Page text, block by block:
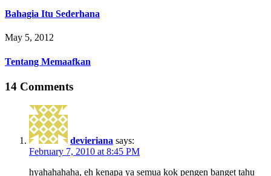
Bahagia Itu Sederhana
May 5, 2012
Tentang Memaafkan
14 Comments
devieriana says:
February 7, 2010 at 8:45 PM
hyahahahaha, eh kenapa ya semua kok pengen banget tahu